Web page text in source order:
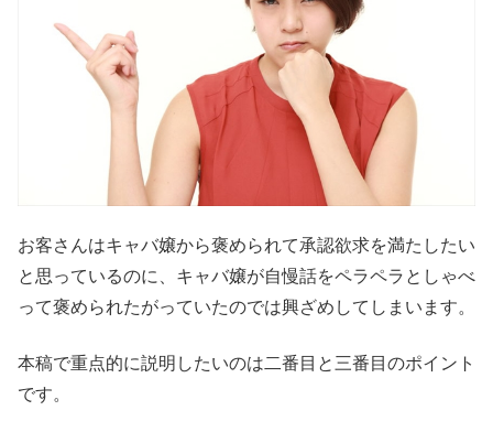
お客さんはキャバ嬢から褒められて承認欲求を満たしたい
と思っているのに、キャバ嬢が自慢話をペラペラとしゃべ
って褒められたがっていたのでは興ざめしてしまいます。
本稿で重点的に説明したいのは二番目と三番目のポイント
です。